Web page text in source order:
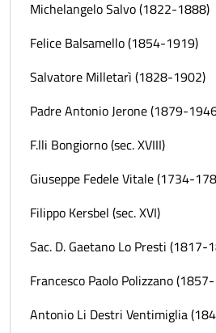
Michelangelo Salvo (1822-1888)
Felice Balsamello (1854-1919)
Salvatore Milletarì (1828-1902)
Padre Antonio Jerone (1879-
F.lli Bongiorno (sec. XVIII)
Giuseppe Fedele Vitale (1734-
Filippo Kersbel (sec. XVI)
Sac. D. Gaetano Lo Presti (1817-
Francesco Paolo Polizzano
Antonio Li Destri Ventimiglia